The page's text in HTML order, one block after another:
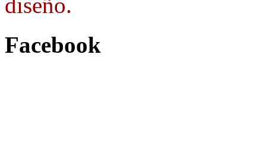
diseño.
Facebook